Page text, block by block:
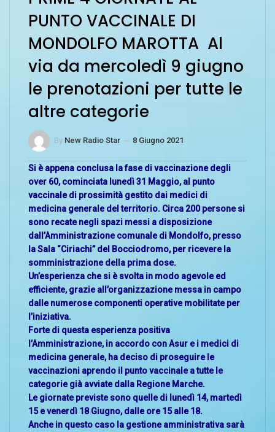
PUNTO VACCINALE DI
MONDOLFO MAROTTA Al
via da mercoledì 9 giugno
le prenotazioni per tutte le
altre categorie
By New Radio Star -- 8 Giugno 2021
Si è appena conclusa la fase di vaccinazione degli
over 60, cominciata lunedì 31 Maggio, al punto
vaccinale di prossimità gestito dai medici di
medicina generale del territorio. Circa 200 persone si
sono recate negli spazi messi a disposizione
dall’Amministrazione comunale di Mondolfo, presso
la Sala “Ciriachi” del Bocciodromo, per ricevere la
somministrazione della prima dose.
Un’esperienza che si è svolta in modo agevole ed
efficiente, grazie all’organizzazione messa in campo
dalle numerose componenti operative mobilitate per
l’iniziativa.
Forte di questa esperienza positiva
l’Amministrazione, in accordo con Asur e i medici di
medicina generale, ha deciso di proseguire le
vaccinazioni aprendo il punto vaccinale a tutte le
categorie già avviate dalla Regione Marche.
Le giornate previste sono quelle di lunedì 14, martedì
15 e venerdì 18 Giugno, dalle ore 15 alle 18.
Anche in questo caso la gestione amministrativa sarà